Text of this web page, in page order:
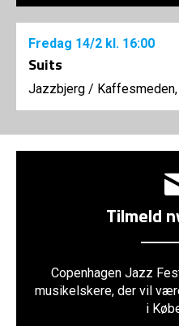
Fredag 14/2 kl. 16:00
Suits
Jazzbjerg /
Tilmeld
Copenhagen Jazz
musikelskere, der vil
i